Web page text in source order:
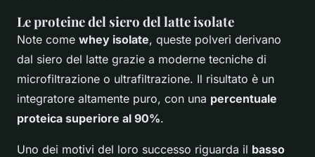
Le proteine del siero del latte isolate
Note come whey isolate, queste polveri derivano
dal siero del latte grazie a moderne tecniche di
microfiltrazione o ultrafiltrazione. Il risultato è un
integratore altamente puro, con una percentuale
proteica superiore al 90%.
Uno dei motivi del loro successo riguarda il basso